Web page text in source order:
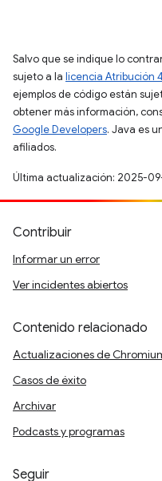
Salvo que se indique lo
sujeto a la licencia Atribución
ejemplos de código están
obtener más información,
Google Developers. Java es
afiliados.
Última actualización: 2025-
Contribuir
Informar un error
Ver incidentes abiertos
Contenido relacionado
Actualizaciones de
Casos de éxito
Archivar
Podcasts y programas
Seguir